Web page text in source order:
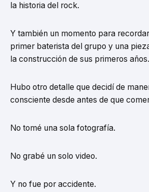
la historia del rock.
Y también un momento para
primer baterista del grupo y una
la construcción de sus primeros años.
Hubo otro detalle que decidí de
consciente desde antes de que
No tomé una sola fotografía.
No grabé un solo video.
Y no fue por accidente.